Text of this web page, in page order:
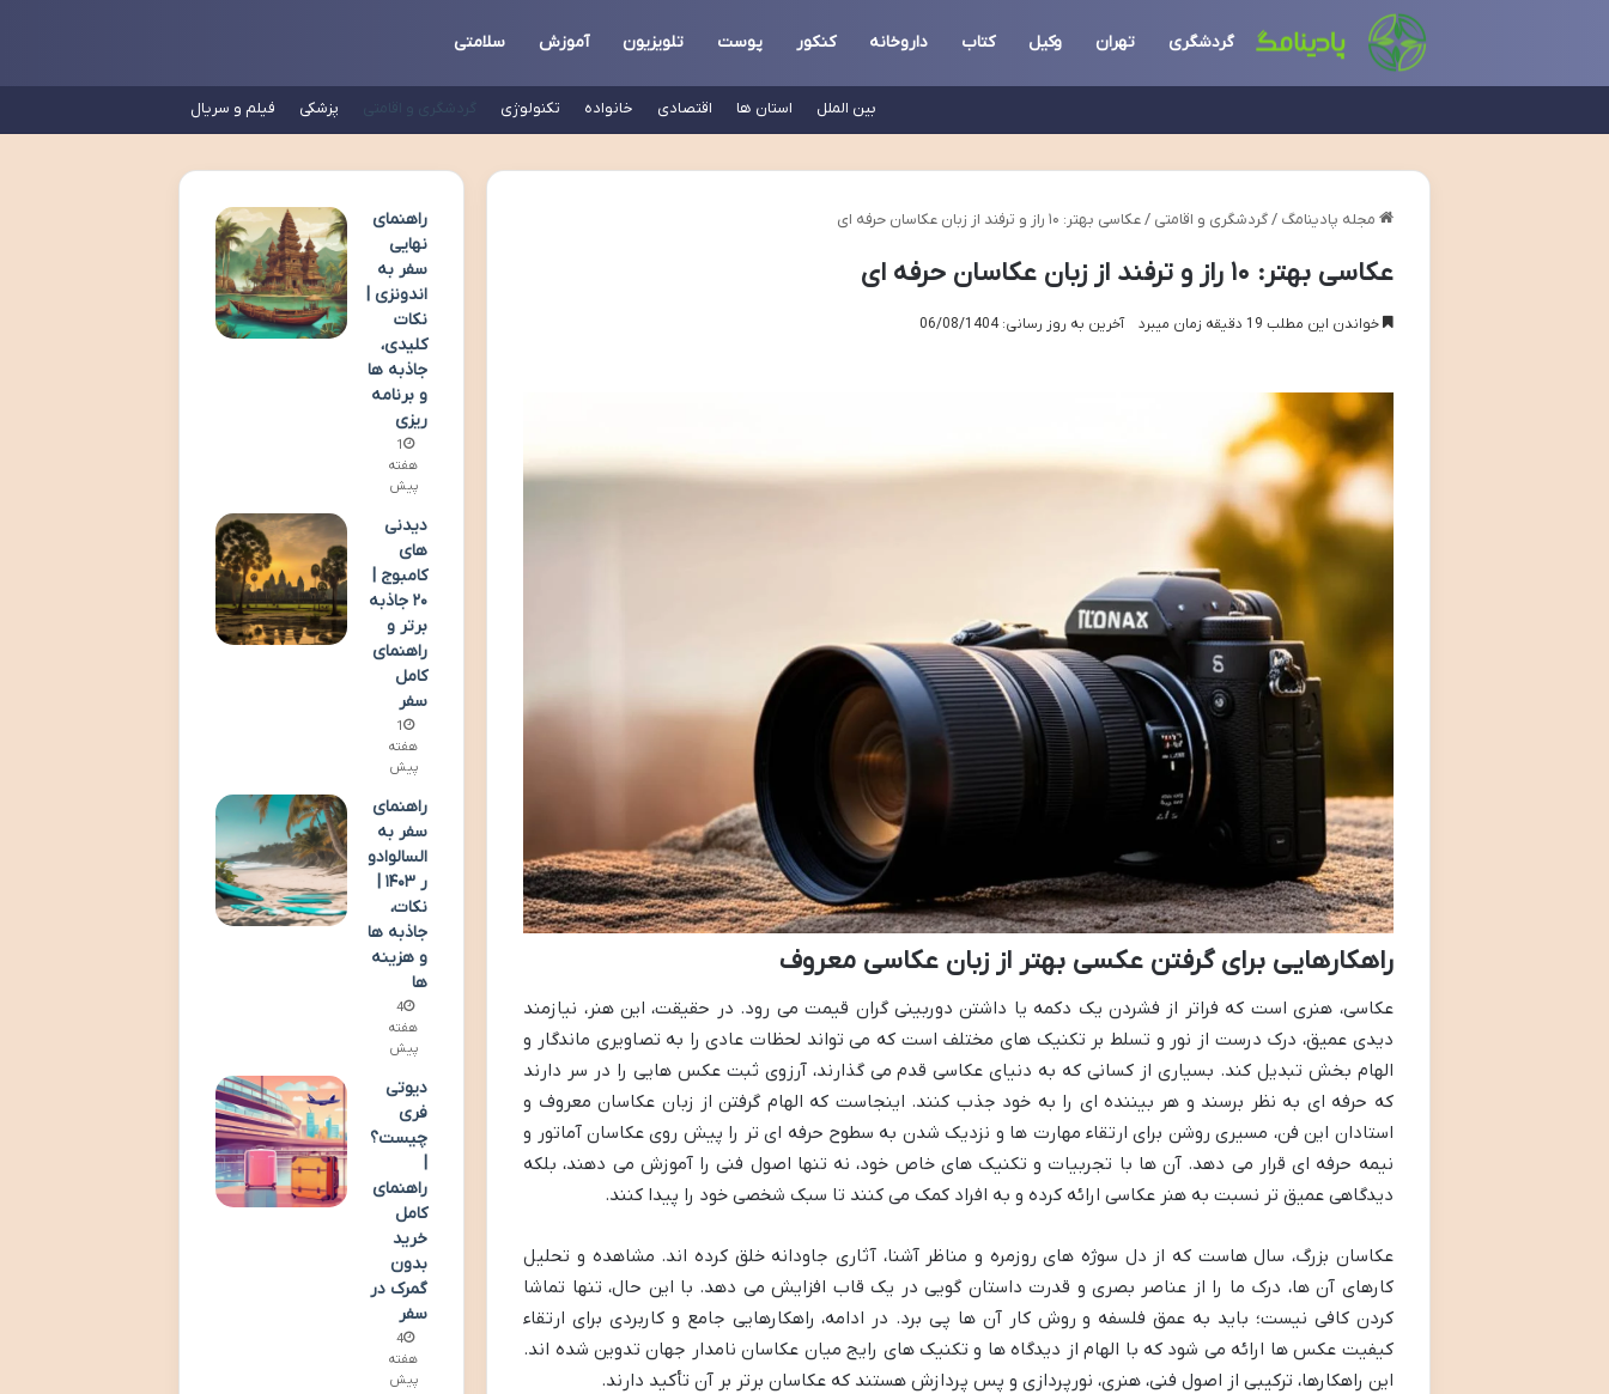
گردشگری تهران وکیل کتاب داروخانه کنکور پوست تلویزیون آموزش سلامتی
بین الملل استان ها اقتصادی خانواده تکنولوژی گردشگری و اقامتی پزشکی فیلم و سریال
مجله پادینامگ / گردشگری و اقامتی / عکاسی بهتر: ۱۰ راز و ترفند از زبان عکاسان حرفه ای
عکاسی بهتر: ۱۰ راز و ترفند از زبان عکاسان حرفه ای
آخرین به روز رسانی: 06/08/1404 خواندن این مطلب 19 دقیقه زمان میبرد
راهکارهایی برای گرفتن عکسی بهتر از زبان عکاسی معروف
عکاسی، هنری است که فراتر از فشردن یک دکمه یا داشتن دوربینی گران قیمت می رود. در حقیقت، این هنر، نیازمند
دیدی عمیق، درک درست از نور و تسلط بر تکنیک های مختلف است که می تواند لحظات عادی را به تصاویری ماندگار و
الهام بخش تبدیل کند. بسیاری از کسانی که به دنیای عکاسی قدم می گذارند، آرزوی ثبت عکس هایی را در سر دارند
که حرفه ای به نظر برسند و هر بیننده ای را به خود جذب کنند. اینجاست که الهام گرفتن از زبان عکاسان معروف و
استادان این فن، مسیری روشن برای ارتقاء مهارت ها و نزدیک شدن به سطوح حرفه ای تر را پیش روی عکاسان آماتور و
نیمه حرفه ای قرار می دهد. آن ها با تجربیات و تکنیک های خاص خود، نه تنها اصول فنی را آموزش می دهند، بلکه
دیدگاهی عمیق تر نسبت به هنر عکاسی ارائه کرده و به افراد کمک می کنند تا سبک شخصی خود را پیدا کنند.
عکاسان بزرگ، سال هاست که از دل سوژه های روزمره و مناظر آشنا، آثاری جاودانه خلق کرده اند. مشاهده و تحلیل
کارهای آن ها، درک ما را از عناصر بصری و قدرت داستان گویی در یک قاب افزایش می دهد. با این حال، تنها تماشا
کردن کافی نیست؛ باید به عمق فلسفه و روش کار آن ها پی برد. در ادامه، راهکارهایی جامع و کاربردی برای ارتقاء
کیفیت عکس ها ارائه می شود که با الهام از دیدگاه ها و تکنیک های رایج میان عکاسان نامدار جهان تدوین شده اند.
این راهکارها، ترکیبی از اصول فنی، هنری، نورپردازی و پس پردازش هستند که عکاسان برتر بر آن تأکید دارند.
راهنمای
نهایی
سفر به
اندونزی |
نکات
کلیدی،
جاذبه ها
و برنامه
ریزی
1
هفته
پیش
دیدنی
های
کامبوج |
۲۰ جاذبه
برتر و
راهنمای
کامل
سفر
1
هفته
پیش
راهنمای
سفر به
السالوادو
ر ۱۴۰۳ |
نکات،
جاذبه ها
و هزینه
ها
4
هفته
پیش
دیوتی
فری
چیست؟
|
راهنمای
کامل
خرید
بدون
گمرک در
سفر
4
هفته
پیش